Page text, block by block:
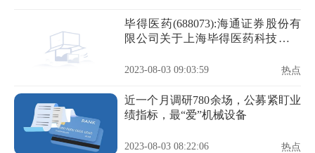
毕得医药(688073):海通证券股份有
限公司关于上海毕得医药科技股份
关事项的核查意见
2023-08-03 09:03:59 热点
近一个月调研780余场，公募紧盯业
绩指标，最“爱”机械设备
2023-08-03 08:22:06 热点